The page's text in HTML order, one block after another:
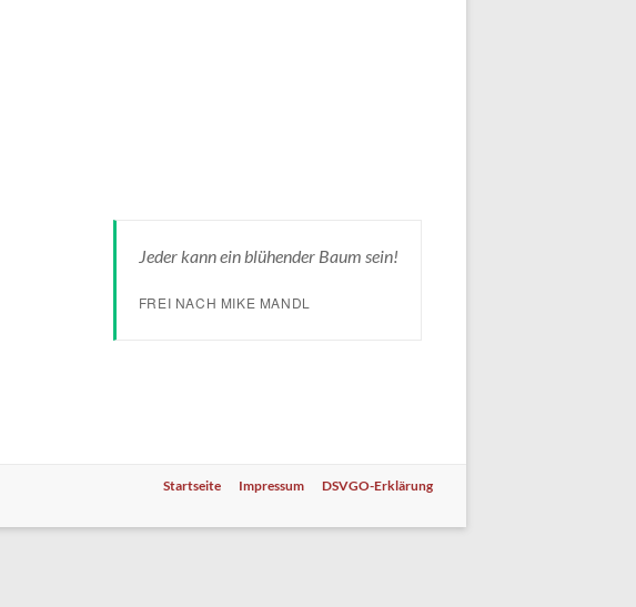
Jeder kann ein blühender Baum sein!
FREI NACH MIKE MANDL
Startseite Impressum DSVGO-Erklärung